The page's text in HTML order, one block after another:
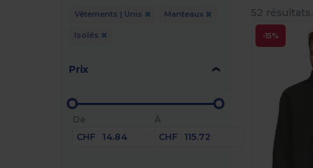
Vêtements | Unis Manteaux
Isolés
Prix
De
CHF
À
CHF
52 résultats.
-15%